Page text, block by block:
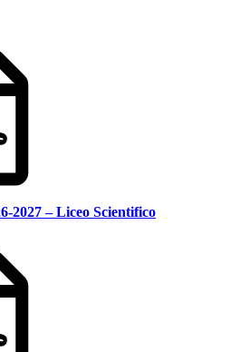
2027 – Liceo Scientifico